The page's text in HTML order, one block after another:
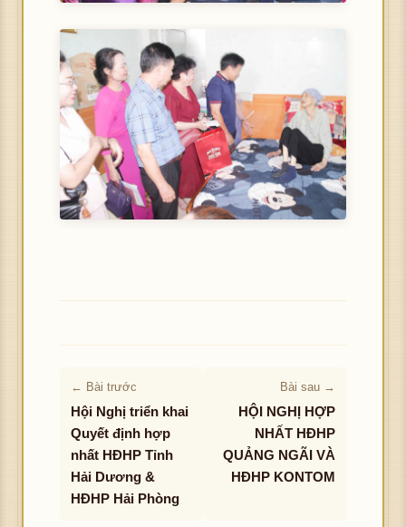
← Bài trước
Hội Nghị triển khai
Quyết định hợp
nhất HĐHP Tỉnh
Hải Dương &
HĐHP Hải Phòng
Bài sau →
HỘI NGHỊ HỢP
NHẤT HĐHP
QUẢNG NGÃI VÀ
HĐHP KONTOM